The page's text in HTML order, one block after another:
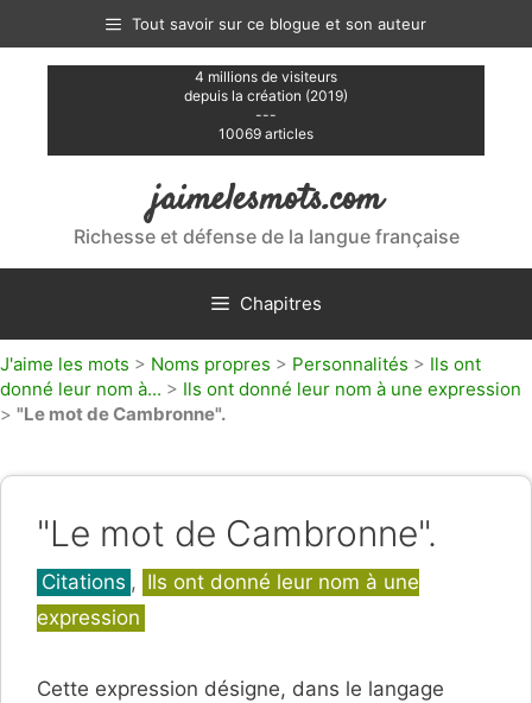
contenu
Tout savoir sur ce blogue et son auteur
4 millions de visiteurs
depuis la création (2019)
---
10069 articles
jaimelesmots.com
Richesse et défense de la langue française
Chapitres
J'aime les mots > Noms propres > Personnalités > Ils ont
donné leur nom à... > Ils ont donné leur nom à une expression
> "Le mot de Cambronne".
"Le mot de Cambronne".
Catégories
Citations , Ils ont donné leur nom à une
expression
Cette expression désigne, dans le langage